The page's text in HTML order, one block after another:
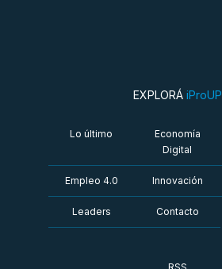
EXPLORÁ iProUP
Lo último
Economía
Digital
Empleo 4.0 Innovación
Leaders Contacto